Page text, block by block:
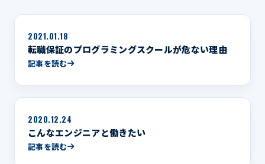
2021.01.18
転職保証のプログラミングスクールが危ない理由
記事を読む
2020.12.24
こんなエンジニアと働きたい
記事を読む